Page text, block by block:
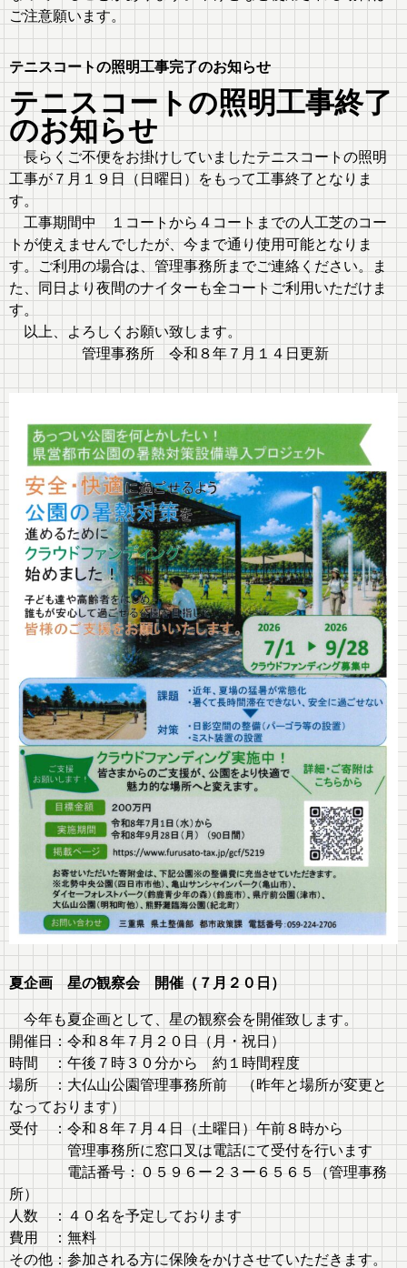
ご注意願います。
テニスコートの照明工事完了のお知らせ
テニスコートの照明工事終了
のお知らせ
長らくご不便をお掛けしていましたテニスコートの照明
工事が７月１９日（日曜日）をもって工事終了となりま
す。
工事期間中 １コートから４コートまでの人工芝のコー
トが使えませんでしたが、今まで通り使用可能となりま
す。ご利用の場合は、管理事務所までご連絡ください。ま
た、同日より夜間のナイターも全コートご利用いただけま
す。
以上、よろしくお願い致します。
管理事務所 令和８年７月１４日更新
夏企画 星の観察会 開催（７月２０日）
今年も夏企画として、星の観察会を開催致します。
開催日：令和８年７月２０日（月・祝日）
時間 ：午後７時３０分から 約１時間程度
場所 ：大仏山公園管理事務所前 （昨年と場所が変更と
なっております）
受付 ：令和８年７月４日（土曜日）午前８時から
管理事務所に窓口叉は電話にて受付を行います
電話番号：０５９６ー２３ー６５６５（管理事務
所）
人数 ：４０名を予定しております
費用 ：無料
その他：参加される方に保険をかけさせていただきます。